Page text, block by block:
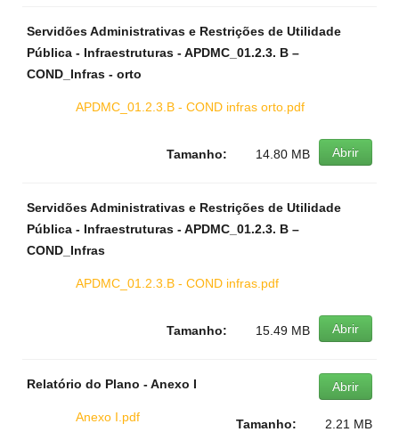
Servidões Administrativas e Restrições de Utilidade
Pública - Infraestruturas - APDMC_01.2.3. B –
COND_Infras - orto
APDMC_01.2.3.B - COND infras orto.pdf
Abrir
Tamanho: 14.80 MB
Servidões Administrativas e Restrições de Utilidade
Pública - Infraestruturas - APDMC_01.2.3. B –
COND_Infras
APDMC_01.2.3.B - COND infras.pdf
Abrir
Tamanho: 15.49 MB
Relatório do Plano - Anexo I
Anexo I.pdf
Abrir
Tamanho: 2.21 MB